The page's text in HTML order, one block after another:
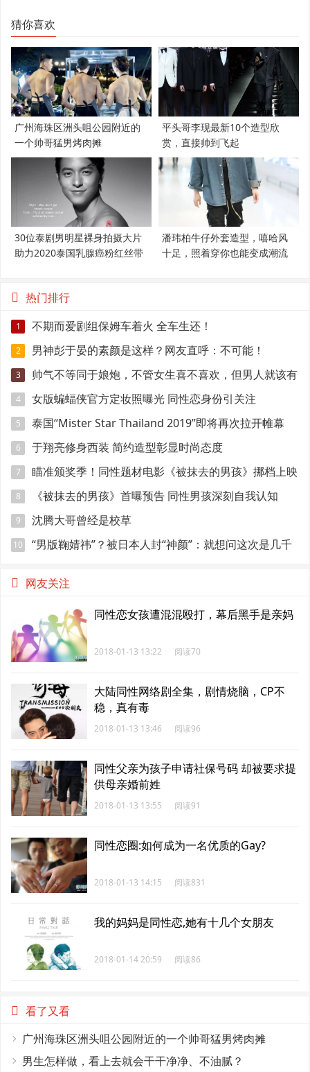
猜你喜欢
广州海珠区洲头咀公园附近的
一个帅哥猛男烤肉摊
平头哥李现最新10个造型欣
赏，直接帅到飞起
30位泰剧男明星裸身拍摄大片
助力2020泰国乳腺癌粉红丝带
潘玮柏牛仔外套造型，嘻哈风
十足，照着穿你也能变成潮流
热门排行
1 不期而爱剧组保姆车着火 全车生还！
2 男神彭于晏的素颜是这样？网友直呼：不可能！
3
帅气不等同于娘炮，不管女生喜不喜欢，但男人就该有
点肌肉
4 女版蝙蝠侠官方定妆照曝光 同性恋身份引关注
5 泰国“Mister Star Thailand 2019”即将再次拉开帷幕
6 于翔亮修身西装 简约造型彰显时尚态度
7 瞄准颁奖季！同性题材电影《被抹去的男孩》挪档上映
8 《被抹去的男孩》首曝预告 同性男孩深刻自我认知
9 沈腾大哥曾经是校草
10
“男版鞠婧祎”？被日本人封“神颜”：就想问这次是几千
网友关注
同性恋女孩遭混混殴打，幕后黑手是亲妈
2018-01-13 13:22 阅读70
大陆同性网络剧全集，剧情烧脑，CP不
稳，真有毒
2018-01-13 13:46 阅读96
同性父亲为孩子申请社保号码 却被要求提
供母亲婚前姓
2018-01-13 13:55 阅读91
同性恋圈:如何成为一名优质的Gay?
2018-01-13 14:15 阅读831
我的妈妈是同性恋,她有十几个女朋友
2018-01-14 20:59 阅读86
看了又看
广州海珠区洲头咀公园附近的一个帅哥猛男烤肉摊
男生怎样做，看上去就会干干净净、不油腻？